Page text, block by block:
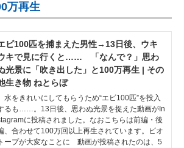
万再生
ビ100匹を捕まえた男性→13日後、ウキ
キで見に行くと…… 「なんで？」思わ
光景に「吹き出した」と100万再生 | その
生き物 ねとらぼ
水をきれいにしてもらうため“エビ100匹”を投入
るも……。13日後、思わぬ光景を捉えた動画がIn
に投稿されました。なおこちらは前編・後
、合わせて100万回以上再生されています。ビオ
トープが大変なことに 動画が投稿されたのは、5